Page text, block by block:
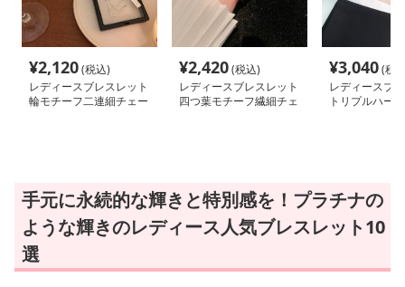
¥2,120(税込)
レディースブレスレット
輪モチーフ二連細チェー
¥2,420(税込)
レディースブレスレット
四つ葉モチーフ繊細チェ
¥3,040(税
レディースブ
トリプルハー
手元に永続的な輝きと特別感を！プラチナの
ような輝きのレディース人気ブレスレット10
選